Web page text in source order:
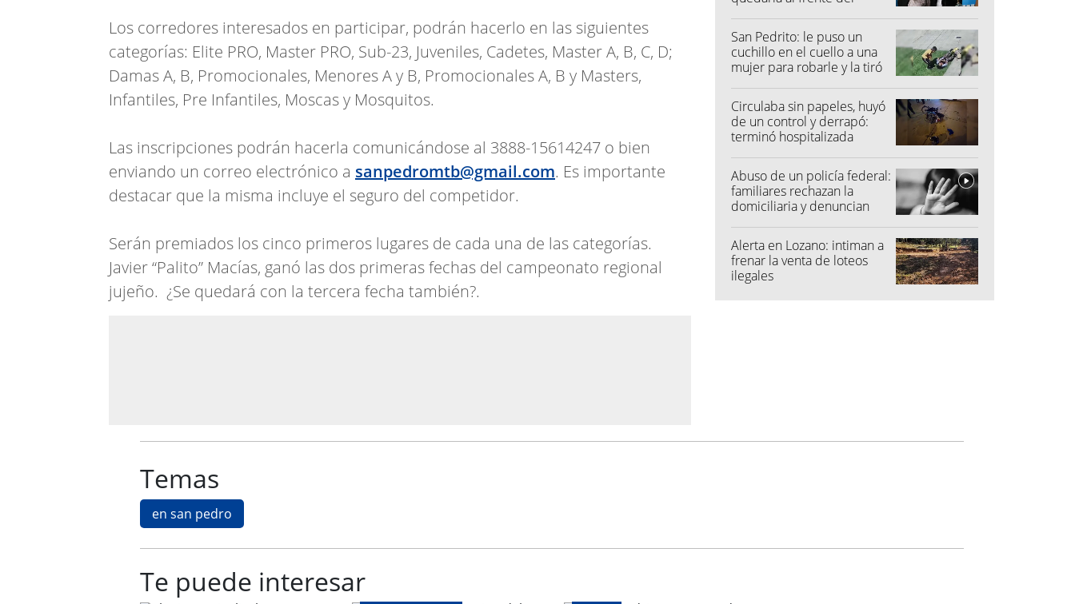
Los corredores interesados en participar, podrán hacerlo en las siguientes
categorías: Elite PRO, Master PRO, Sub-23, Juveniles, Cadetes, Master A, B, C, D;
Damas A, B, Promocionales, Menores A y B, Promocionales A, B y Masters,
Infantiles, Pre Infantiles, Moscas y Mosquitos.
Las inscripciones podrán hacerla comunicándose al 3888-15614247 o bien
enviando un correo electrónico a sanpedromtb@gmail.com. Es importante
destacar que la misma incluye el seguro del competidor.
Serán premiados los cinco primeros lugares de cada una de las categorías.
Javier “Palito” Macías, ganó las dos primeras fechas del campeonato regional
jujeño. ¿Se quedará con la tercera fecha también?.
San Pedrito: le puso un
cuchillo en el cuello a una
mujer para robarle y la tiró
Circulaba sin papeles, huyó
de un control y derrapó:
terminó hospitalizada
Abuso de un policía federal:
familiares rechazan la
domiciliaria y denuncian
Alerta en Lozano: intiman a
frenar la venta de loteos
ilegales
Temas
en san pedro
Te puede interesar